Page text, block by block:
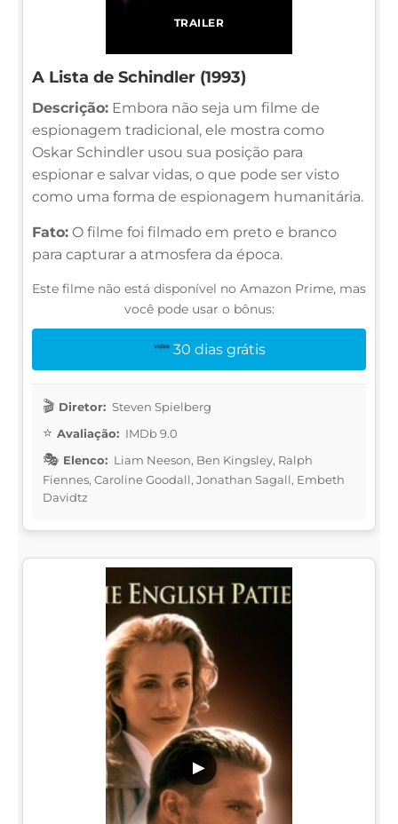
TRAILER
A Lista de Schindler (1993)
Descrição: Embora não seja um filme de
espionagem tradicional, ele mostra como
Oskar Schindler usou sua posição para
espionar e salvar vidas, o que pode ser visto
como uma forma de espionagem humanitária.
Fato: O filme foi filmado em preto e branco
para capturar a atmosfera da época.
Este filme não está disponível no Amazon Prime, mas
você pode usar o bônus:
30 dias grátis
Diretor: Steven Spielberg
Avaliação: IMDb 9.0
Elenco: Liam Neeson, Ben Kingsley, Ralph
Fiennes, Caroline Goodall, Jonathan Sagall, Embeth
Davidtz
▶